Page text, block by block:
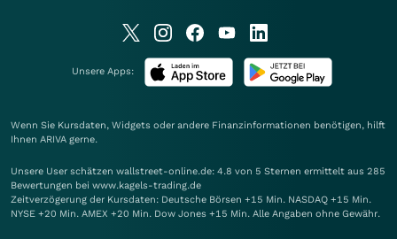
Unsere Apps:
Wenn Sie Kursdaten, Widgets oder andere Finanzinformationen benötigen, hilft
Ihnen ARIVA gerne.
Unsere User schätzen wallstreet-online.de: 4.8 von 5 Sternen ermittelt aus 285
Bewertungen bei www.kagels-trading.de
Zeitverzögerung der Kursdaten: Deutsche Börsen +15 Min. NASDAQ +15 Min.
NYSE +20 Min. AMEX +20 Min. Dow Jones +15 Min. Alle Angaben ohne Gewähr.